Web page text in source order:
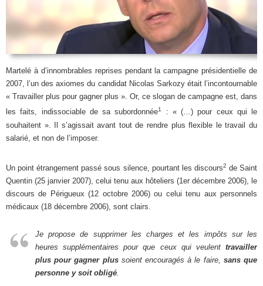
Martelé à d’innombrables reprises pendant la campagne présidentielle de
2007, l’un des axiomes du candidat Nicolas Sarkozy était l’incontournable
« Travailler plus pour gagner plus ». Or, ce slogan de campagne est, dans
les faits, indissociable de sa subordonnée1
: « (…) pour ceux qui le
souhaitent ». Il s’agissait avant tout de rendre plus flexible le travail du
salarié, et non de l’imposer.
Un point étrangement passé sous silence, pourtant les discours2 de Saint
Quentin (25 janvier 2007), celui tenu aux hôteliers (1er décembre 2006), le
discours de Périgueux (12 octobre 2006) ou celui tenu aux personnels
médicaux (18 décembre 2006), sont clairs.
Je propose de supprimer les charges et les impôts sur les
heures supplémentaires pour que ceux qui veulent travailler
plus pour gagner plussoient encouragés à le faire, sans que
personne y soit obligé